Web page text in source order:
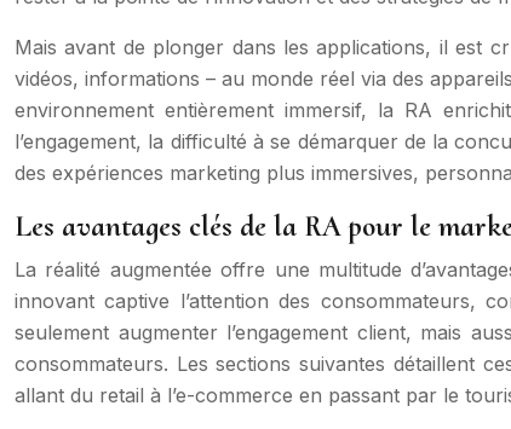
Mais avant de plonger dans les applications, il est
vidéos, informations – au monde réel via des
environnement entièrement immersif, la RA
l’engagement, la difficulté à se démarquer de la
des expériences marketing plus immersives,
Les avantages clés de la RA pour le
La réalité augmentée offre une multitude
innovant captive l’attention des consommateurs,
seulement augmenter l’engagement client, mais
consommateurs. Les sections suivantes détaillent
allant du retail à l’e-commerce en passant par le